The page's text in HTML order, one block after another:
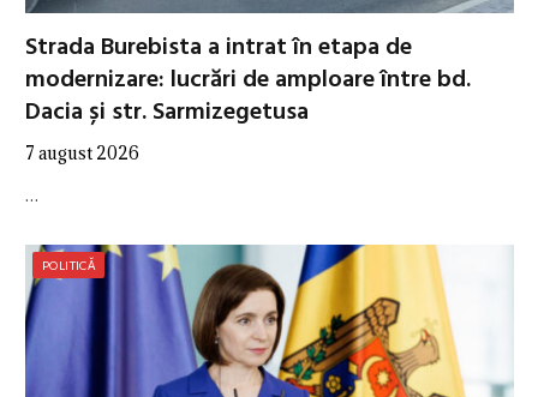
Strada Burebista a intrat în etapa de
modernizare: lucrări de amploare între bd.
Dacia și str. Sarmizegetusa
7 august 2026
…
POLITICĂ